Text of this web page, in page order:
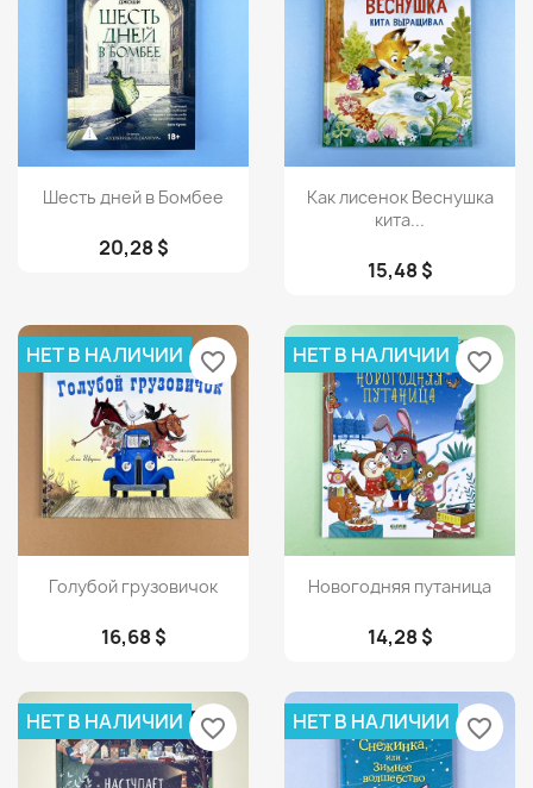
 Просмотр
Шесть дней в Бомбее
20,28 $
Просмотр
Как лисенок Веснушка
кита...
15,48 $
Просмотр
Голубой грузовичок
16,68 $
НЕТ В НАЛИЧИИ favorite_border
Просмотр
Новогодняя путаница
14,28 $
НЕТ В НАЛИЧИИ favorite_border
НЕТ В НАЛИЧИИ favorite_border НЕТ В НАЛИЧИИ favorite_border